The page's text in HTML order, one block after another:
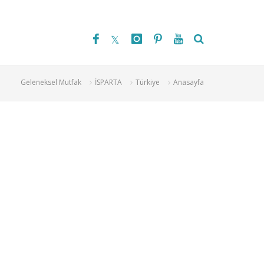
Geleneksel Mutfak İSPARTA Türkiye Anasayfa